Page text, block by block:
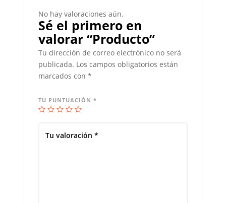
No hay valoraciones aún.
Sé el primero en
valorar “Producto”
Tu dirección de correo electrónico no será
publicada. Los campos obligatorios están
marcados con *
TU PUNTUACIÓN *